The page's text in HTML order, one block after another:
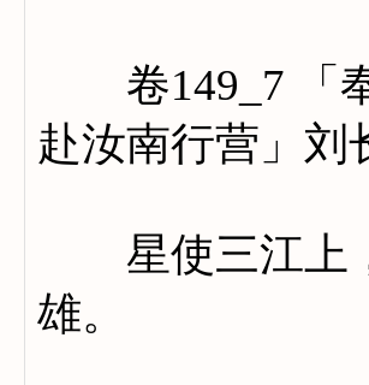
卷149_7 「奉
赴汝南行营」刘
星使三江上，
雄。